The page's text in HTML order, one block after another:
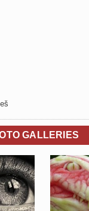
GALLERIES